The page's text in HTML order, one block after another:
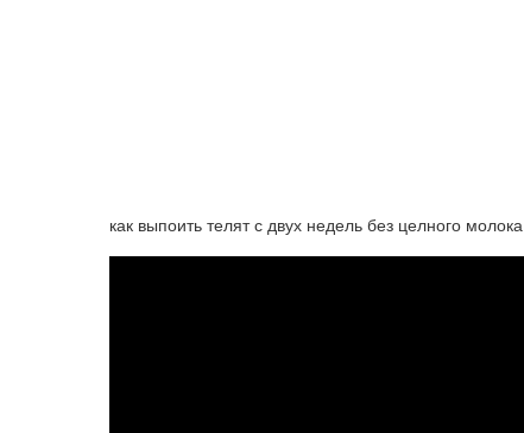
как выпоить телят с двух недель без целного молока